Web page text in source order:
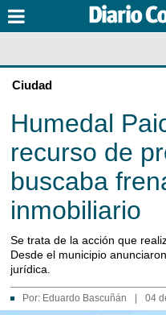
Ciudad
Humedal
recurso de
buscaba
inmobiliario
Se trata de la acción que
Desde el municipio
jurídica.
Por: Eduardo Bascuñán 04